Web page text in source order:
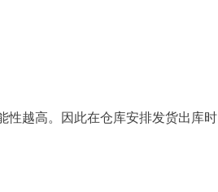
越高。因此在仓库安排发货出库